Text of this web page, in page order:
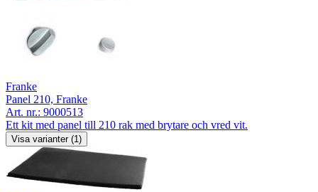
Franke
Panel 210, Franke
Art. nr.: 9000513
Ett kit med panel till 210 rak med brytare och vred vit.
Visa varianter (1)